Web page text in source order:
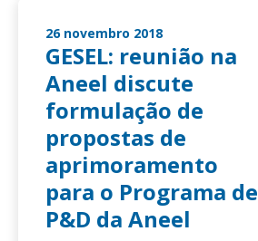
26 novembro 2018
GESEL: reunião na
Aneel discute
formulação de
propostas de
aprimoramento
para o Programa de
P&D da Aneel